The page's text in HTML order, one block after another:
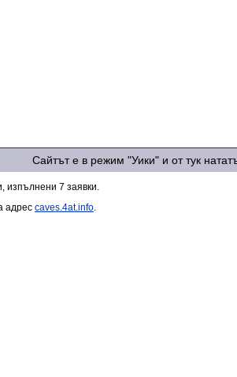
Сайтът е в режим "Уики" и от тук
изпълнени 7 заявки.
адрес caves.4at.info.